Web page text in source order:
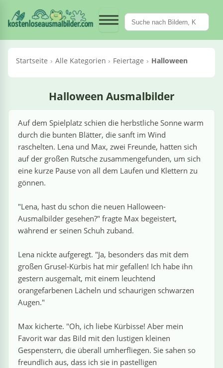
Kategorien
›
›
›
& Maschinen ›
›
/ Kräne ›
& Fantasy
›
Gemüse ›
& Blumen ›
›
BerufeDinosaurier
Dinosaurier
‹ Kategorien
Essen &
Trinken
Alle Essen & Trinken
Croissants
Fliegendes Sushi
Hotdogs
Pizza
‹ Kategorien
Fahrzeuge &
Maschinen
Alle Fahrzeuge & Maschinen
Autos
Betonmischer
Feuerwehrwagen
Flugzeuge
Hubschrauber
Kipplaster
Rennautos
Schaufelradbagger
Traktoren
Züge
Feiertage
Kategorien Krane / Kräne
Krane / Kräne
‹ Kategorien
Märchen &
Fantasy
Alle Märchen & Fantasy
Cowboys
Einhörner
Feen
Meerjungfrauen
Ninjas
Piraten
Prinzessinnen
Regenbogen
Ritter
Superhelden
Wikinger
Meerestiere
Meerestiere
‹ Kategorien Obst & Gemüse
Alle Obst & Gemüse
Äpfel
Gemüse
Obst
‹ Kategorien
Pflanzen &
Blumen
Alle Pflanzen & Blumen
Bäume
Kakteen
Orchideen
Pilze
Sonnenblumen
Sport
Tiere
Startseite Alle Kategorien Feiertage Halloween
Halloween Ausmalbilder
Auf dem Spielplatz schien die herbstliche Sonne warm
durch die bunten Blätter, die sanft im Wind
raschelten. Lena und Max, zwei Freunde, hatten sich
auf der großen Rutsche zusammengefunden, um sich
eine kurze Pause von all dem Laufen und Klettern zu
gönnen.
"Lena, hast du schon die neuen Halloween-
Ausmalbilder gesehen?" fragte Max begeistert,
während er seinen Schuh zuband.
Lena nickte aufgeregt. "Ja, besonders das mit dem
großen Grusel-Kürbis hat mir gefallen! Ich habe ihn
gestern ausgemalt, mit einem leuchtend
orangefarbenen Lächeln und schaurigen schwarzen
Augen."
Max kicherte. "Oh, ich liebe Kürbisse! Aber mein
Favorit war das Bild mit den lustigen kleinen
Gespenstern, die überall umherfliegen. Sie sahen so
freundlich aus, dass ich sie in pastelligen